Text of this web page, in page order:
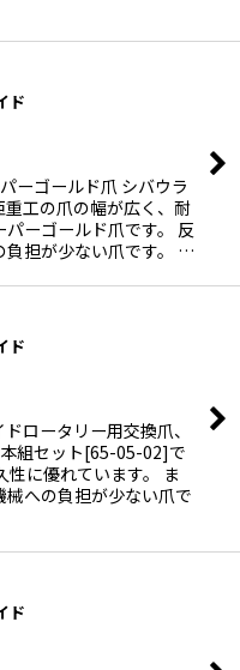
ド
ーゴールド爪 シバウラ
重工の爪の幅が広く、耐
ーゴールド爪です。 反
負担が少ない爪です。 …
ド
ロータリー用交換爪、
組セット[65-05-02]で
性に優れています。 ま
への負担が少ない爪で
ド